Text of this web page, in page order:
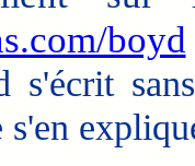
boyd
s'écrit
s'en